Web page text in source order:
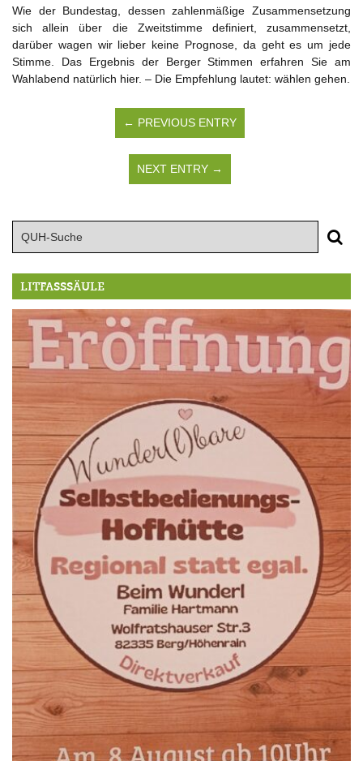
Wie der Bundestag, dessen zahlenmäßige Zusammensetzung
sich allein über die Zweitstimme definiert, zusammensetzt,
darüber wagen wir lieber keine Prognose, da geht es um jede
Stimme. Das Ergebnis der Berger Stimmen erfahren Sie am
Wahlabend natürlich hier. – Die Empfehlung lautet: wählen gehen.
← PREVIOUS ENTRY
NEXT ENTRY →
LITFASSSÄULE